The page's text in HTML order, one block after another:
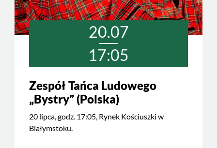
20.07
17:05
Zespół Tańca Ludowego
„Bystry” (Polska)
20 lipca, godz. 17:05, Rynek Kościuszki w
Białymstoku.